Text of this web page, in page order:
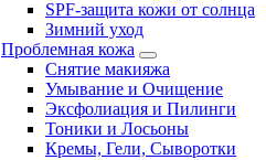
SPF-защита кожи от солнца
Зимний уход
Проблемная кожа
Снятие макияжа
Умывание и Очищение
Эксфолиация и Пилинги
Тоники и Лосьоны
Кремы, Гели, Сыворотки